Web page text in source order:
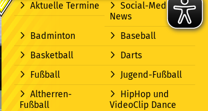
Aktuelle Termine
Social-Media-
News
Badminton
Baseball
Basketball
Darts
Fußball
Jugend-Fußball
Altherren-
Fußball
HipHop und
VideoClip Dance